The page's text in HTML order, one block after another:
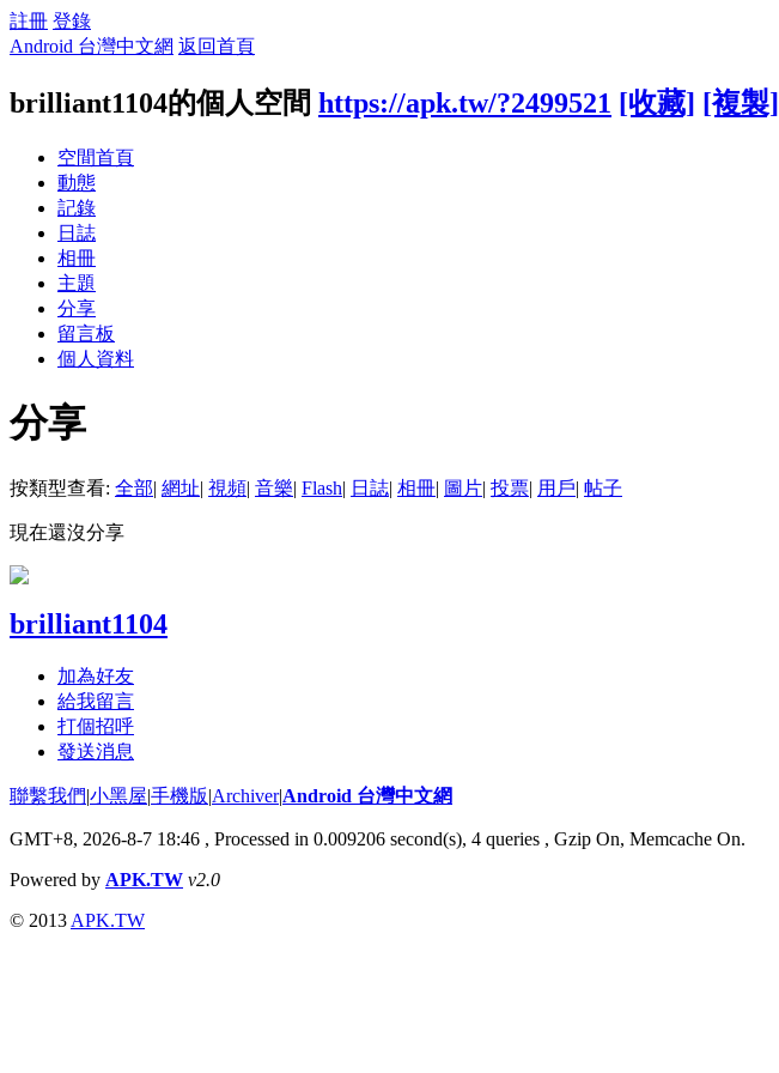
註冊 登錄
Android 台灣中文網 返回首頁
brilliant1104的個人空間 https://apk.tw/?2499521 [收藏] [複製]
空間首頁
動態
記錄
日誌
相冊
主題
分享
留言板
個人資料
分享
按類型查看: 全部| 網址| 視頻| 音樂| Flash| 日誌| 相冊| 圖片| 投票| 用戶| 帖子
現在還沒分享
brilliant1104
加為好友
給我留言
打個招呼
發送消息
聯繫我們|小黑屋|手機版|Archiver|Android 台灣中文網
GMT+8, 2026-8-7 18:46 , Processed in 0.009206 second(s), 4 queries , Gzip On, Memcache On.
Powered by APK.TW v2.0
© 2013 APK.TW